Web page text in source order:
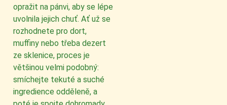
opražit na pánvi, aby se lépe
uvolnila jejich chuť. Ať už se
rozhodnete pro dort,
muffiny nebo třeba dezert
ze sklenice, proces je
většinou velmi podobný:
smíchejte tekuté a suché
ingredience odděleně, a